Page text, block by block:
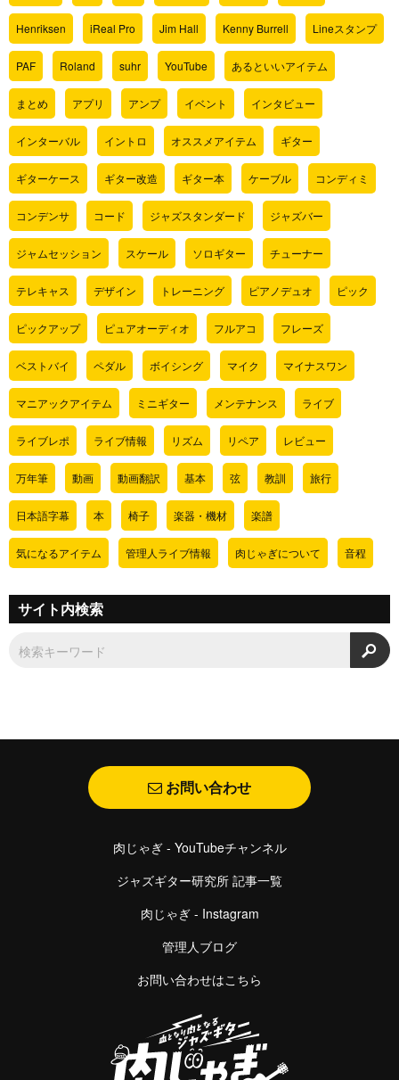
Henriksen iReal Pro Jim Hall Kenny Burrell Lineスタンプ
PAF Roland suhr YouTube あるといいアイテム
まとめ アプリ アンプ イベント インタビュー
インターバル イントロ オススメアイテム ギター
ギターケース ギター改造 ギター本 ケーブル コンディミ
コンデンサ コード ジャズスタンダード ジャズバー
ジャムセッション スケール ソロギター チューナー
テレキャス デザイン トレーニング ピアノデュオ ピック
ピックアップ ピュアオーディオ フルアコ フレーズ
ベストバイ ペダル ボイシング マイク マイナスワン
マニアックアイテム ミニギター メンテナンス ライブ
ライブレポ ライブ情報 リズム リペア レビュー
万年筆 動画 動画翻訳 基本 弦 教訓 旅行
日本語字幕 本 椅子 楽器・機材 楽譜
気になるアイテム 管理人ライブ情報 肉じゃぎについて 音程
サイト内検索
検
お問い合わせ
肉じゃぎ - YouTubeチャンネル
ジャズギター研究所 記事一覧
肉じゃぎ - Instagram
管理人ブログ
お問い合わせはこちら